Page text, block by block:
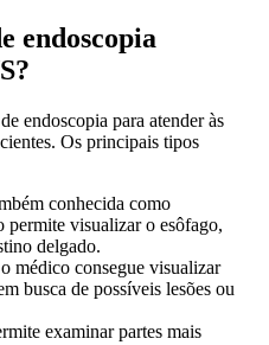
endoscopia
endoscopia para atender às
Os principais tipos
conhecida como
permite visualizar o esôfago,
delgado.
médico consegue visualizar
busca de possíveis lesões ou
examinar partes mais